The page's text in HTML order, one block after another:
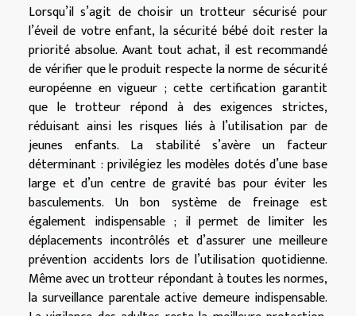
Lorsqu’il s’agit de choisir un trotteur sécurisé pour
l’éveil de votre enfant, la sécurité bébé doit rester la
priorité absolue. Avant tout achat, il est recommandé
de vérifier que le produit respecte la norme de sécurité
européenne en vigueur ; cette certification garantit
que le trotteur répond à des exigences strictes,
réduisant ainsi les risques liés à l’utilisation par de
jeunes enfants. La stabilité s’avère un facteur
déterminant : privilégiez les modèles dotés d’une base
large et d’un centre de gravité bas pour éviter les
basculements. Un bon système de freinage est
également indispensable ; il permet de limiter les
déplacements incontrôlés et d’assurer une meilleure
prévention accidents lors de l’utilisation quotidienne.
Même avec un trotteur répondant à toutes les normes,
la surveillance parentale active demeure indispensable.